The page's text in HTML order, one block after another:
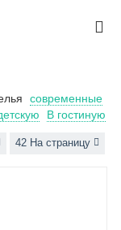
современные
В гостиную
42 На страницу